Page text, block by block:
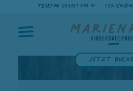
TELEFON 033237 888 91
Jetzt